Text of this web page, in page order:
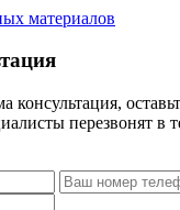
материалов
консультация,
перезвонят в